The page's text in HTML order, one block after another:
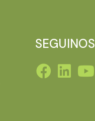
SEGUINOS